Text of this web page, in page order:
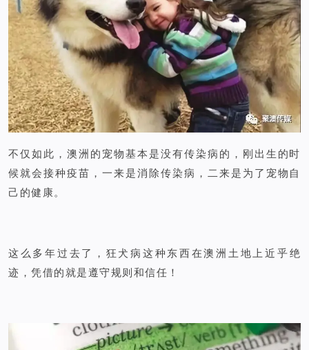
不仅如此，澳洲的宠物基本是没有传染病的，刚出生的时
候就会接种疫苗，一来是消除传染病，二来是为了宠物自
己的健康。
这么多年过去了，狂犬病这种东西在澳洲土地上近乎绝
迹，凭借的就是遵守规则和信任！